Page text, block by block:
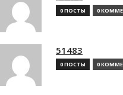
0 ПОСТЫ 0
51483
0 ПОСТЫ 0